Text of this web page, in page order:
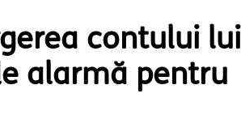
contului lui
alarmă pentru